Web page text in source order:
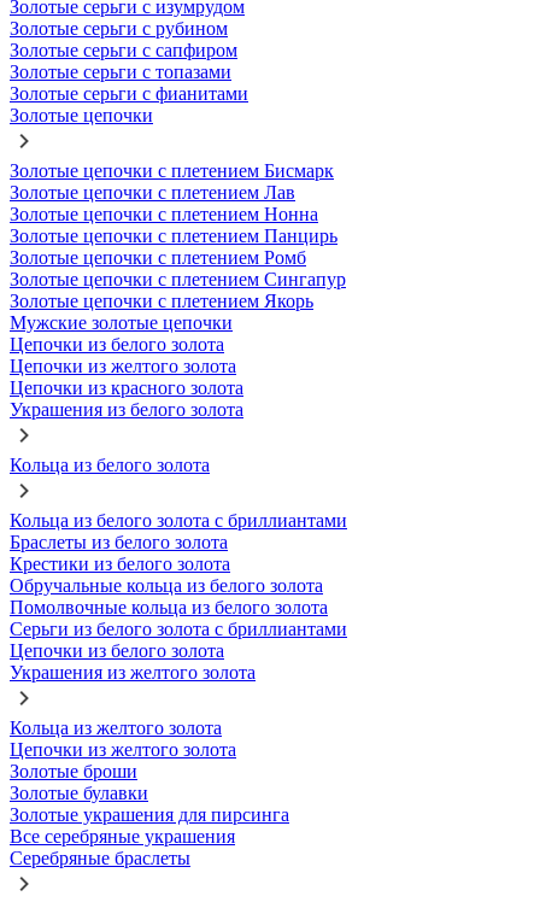
Золотые серьги с изумрудом
Золотые серьги с рубином
Золотые серьги с сапфиром
Золотые серьги с топазами
Золотые серьги с фианитами
Золотые цепочки
Золотые цепочки с плетением Бисмарк
Золотые цепочки с плетением Лав
Золотые цепочки с плетением Нонна
Золотые цепочки с плетением Панцирь
Золотые цепочки с плетением Ромб
Золотые цепочки с плетением Сингапур
Золотые цепочки с плетением Якорь
Мужские золотые цепочки
Цепочки из белого золота
Цепочки из желтого золота
Цепочки из красного золота
Украшения из белого золота
Кольца из белого золота
Кольца из белого золота с бриллиантами
Браслеты из белого золота
Крестики из белого золота
Обручальные кольца из белого золота
Помолвочные кольца из белого золота
Серьги из белого золота с бриллиантами
Цепочки из белого золота
Украшения из желтого золота
Кольца из желтого золота
Цепочки из желтого золота
Золотые броши
Золотые булавки
Золотые украшения для пирсинга
Все серебряные украшения
Серебряные браслеты